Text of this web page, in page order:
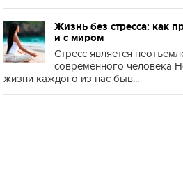
Жизнь без стресса: как
и с миром
Стресс является
современного человека
жизни каждого из нас быв...